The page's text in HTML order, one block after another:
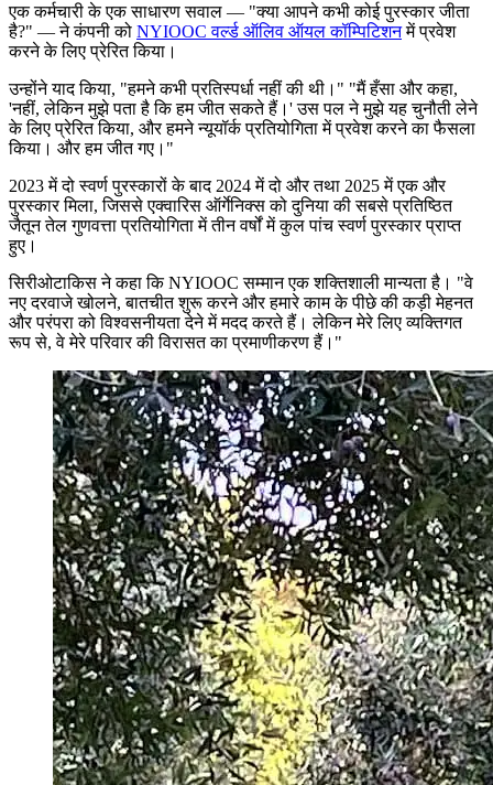
एक कर्मचारी के एक साधारण सवाल — "क्या आपने कभी कोई पुरस्कार जीता
है?" — ने कंपनी को NYIOOC वर्ल्ड ऑलिव ऑयल कॉम्पिटिशनमें प्रवेश
करने के लिए प्रेरित किया।
उन्होंने याद किया, "हमने कभी प्रतिस्पर्धा नहीं की थी।" "मैं हँसा और कहा,
'नहीं, लेकिन मुझे पता है कि हम जीत सकते हैं।' उस पल ने मुझे यह चुनौती लेने
के लिए प्रेरित किया, और हमने न्यूयॉर्क प्रतियोगिता में प्रवेश करने का फैसला
किया। और हम जीत गए।"
2023 में दो स्वर्ण पुरस्कारों के बाद 2024 में दो और तथा 2025 में एक और
पुरस्कार मिला, जिससे एक्वारिस ऑर्गेनिक्स को दुनिया की सबसे प्रतिष्ठित
जैतून तेल गुणवत्ता प्रतियोगिता में तीन वर्षों में कुल पांच स्वर्ण पुरस्कार प्राप्त
हुए।
सिरीओटाकिस ने कहा कि NYIOOC सम्मान एक शक्तिशाली मान्यता है। "वे
नए दरवाजे खोलने, बातचीत शुरू करने और हमारे काम के पीछे की कड़ी मेहनत
और परंपरा को विश्वसनीयता देने में मदद करते हैं। लेकिन मेरे लिए व्यक्तिगत
रूप से, वे मेरे परिवार की विरासत का प्रमाणीकरण हैं।"